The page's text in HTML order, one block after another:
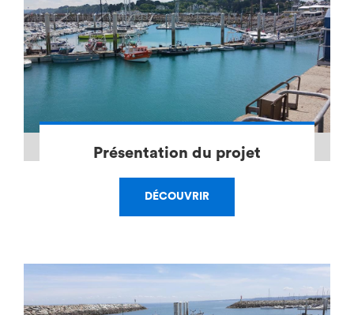
Présentation du projet
DÉCOUVRIR